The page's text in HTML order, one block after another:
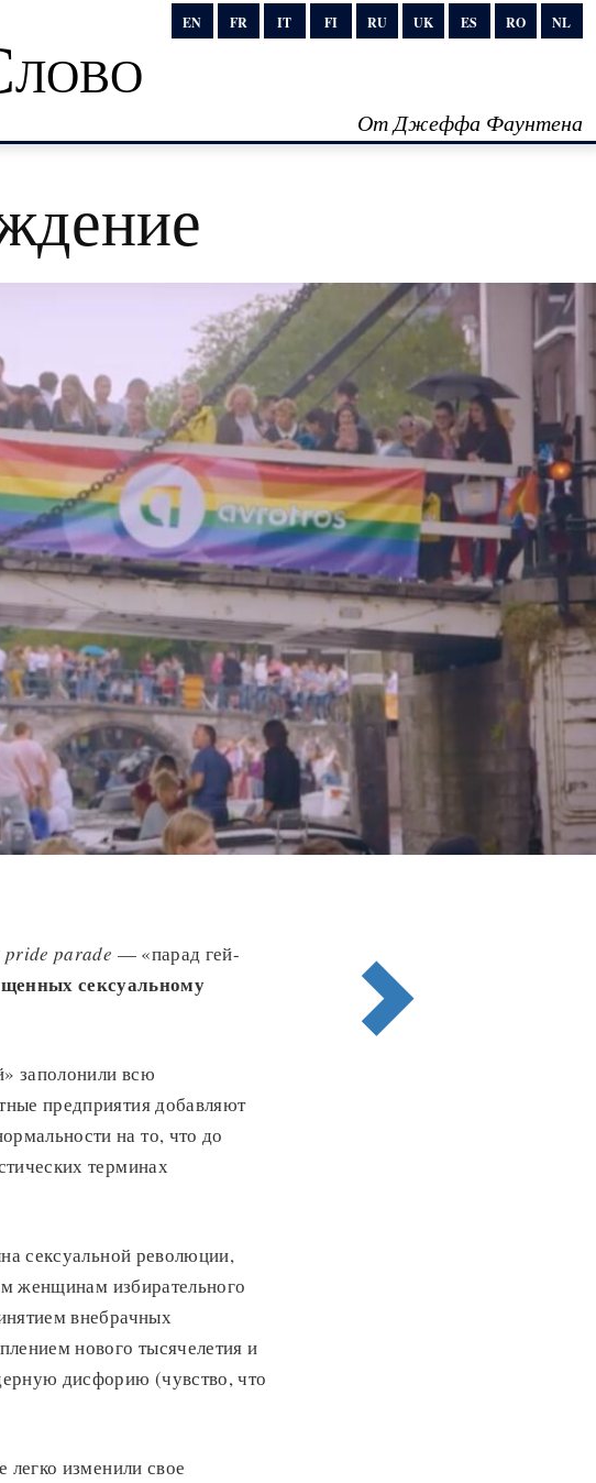
EN FR IT FI RU UK ES RO NL
От Джеффа Фаунтена
pride parade — «парад гей-
сексуальному
заполонили всю
предприятия добавляют
на то, что до
терминах
сексуальной революции,
женщинам избирательного
внебрачных
нового тысячелетия и
дисфорию (чувство, что
изменили свое